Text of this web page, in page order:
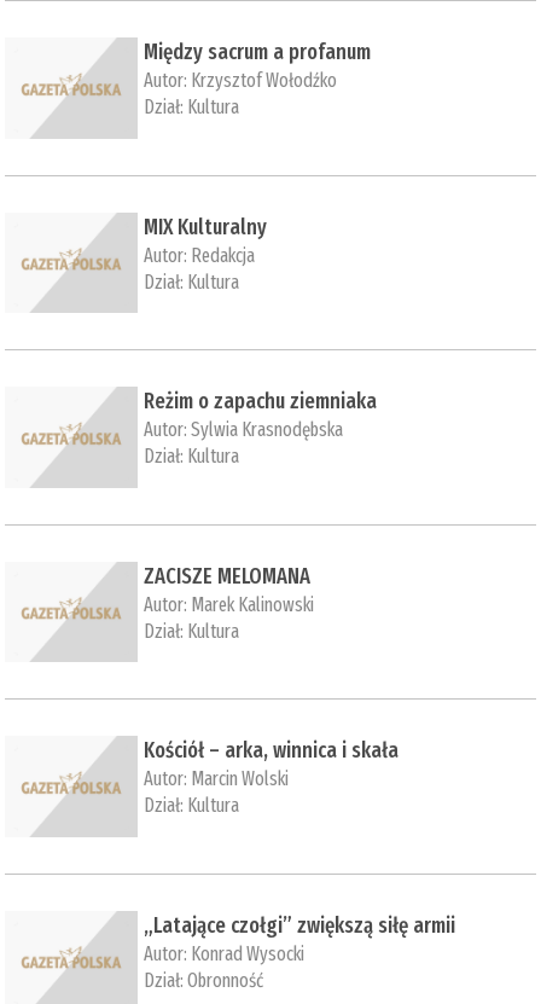
Między sacrum a profanum
Autor: Krzysztof Wołodźko
Dział: Kultura
MIX Kulturalny
Autor: Redakcja
Dział: Kultura
Reżim o zapachu ziemniaka
Autor:Sylwia Krasnodębska
Dział: Kultura
ZACISZE MELOMANA
Autor: Marek Kalinowski
Dział: Kultura
Kościół – arka, winnica i skała
Autor: Marcin Wolski
Dział: Kultura
„Latające czołgi” zwiększą siłę armii
Autor: Konrad Wysocki
Dział:Obronność